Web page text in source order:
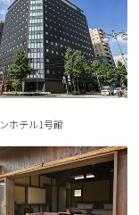
ホテル1号館